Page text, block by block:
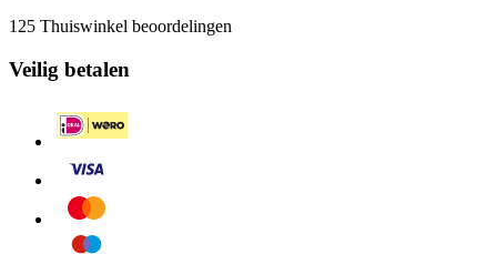
125 Thuiswinkel beoordelingen
Veilig betalen